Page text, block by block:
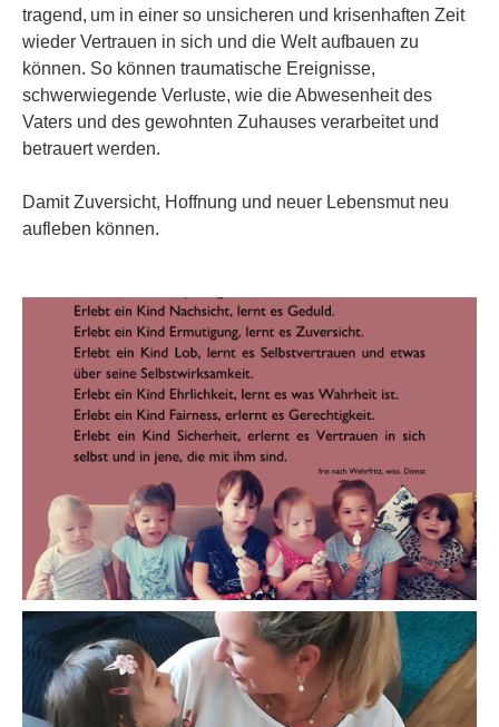
tragend, um in einer so unsicheren und krisenhaften Zeit
wieder Vertrauen in sich und die Welt aufbauen zu
können. So können traumatische Ereignisse,
schwerwiegende Verluste, wie die Abwesenheit des
Vaters und des gewohnten Zuhauses verarbeitet und
betrauert werden.
Damit Zuversicht, Hoffnung und neuer Lebensmut neu
aufleben können.